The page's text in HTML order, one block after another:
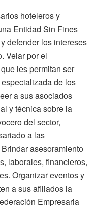
hoteleros y
Entidad Sin Fines
defender los intereses
Velar por el
les permitan ser
de los
a sus asociados
y técnica sobre la
del sector,
a las
asesoramiento
laborales, financieros,
Organizar eventos y
a sus afiliados la
Empresaria